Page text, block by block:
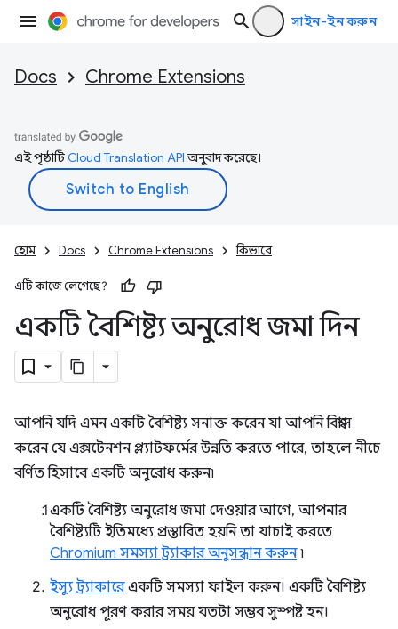
সাইন-ইন করুন
Docs Chrome Extensions
এই পৃষ্ঠাটিCloud Translation APIঅনুবাদ করেছে।
হোম Docs Chrome Extensions কিভাবে
এটি কাজে লেগেছে?
একটি বৈশিষ্ট্য অনুরোধ জমা দিন
আপনি যদি এমন একটি বৈশিষ্ট্য সনাক্ত করেন যা আপনি বিশ্বাস
করেন যে এক্সটেনশন প্ল্যাটফর্মের উন্নতি করতে পারে, তাহলে নীচে
বর্ণিত হিসাবে একটি অনুরোধ করুন৷
একটি বৈশিষ্ট্য অনুরোধ জমা দেওয়ার আগে, আপনার
বৈশিষ্ট্যটি ইতিমধ্যে প্রস্তাবিত হয়নি তা যাচাই করতে
Chromium সমস্যা ট্র্যাকার অনুসন্ধান করুন৷
ইস্যু ট্র্যাকারেএকটি সমস্যা ফাইল করুন। একটি বৈশিষ্ট্য
অনুরোধ পূরণ করার সময় যতটা সম্ভব সুস্পষ্ট হন।